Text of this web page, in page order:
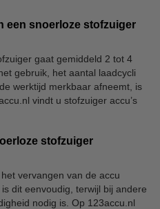
een snoerloze stofzuiger
gaat gemiddeld 2 tot 4
gebruik, het aantal laadcycli
werktijd merkbaar afneemt, is
vindt u stofzuiger accu’s
stofzuiger
vervangen van de accu
dit eenvoudig, terwijl bij andere
nodig is. Op 123accu.nl